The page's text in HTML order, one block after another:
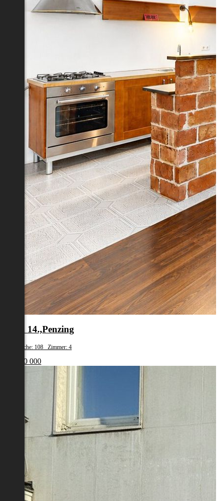
Wien 14.,Penzing
Wohnfläche: 108 Zimmer: 4
€ 1 200 000